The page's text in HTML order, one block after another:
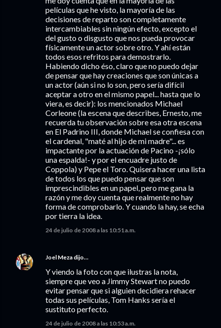
películas que he visto, la mayoría de las
decisiones de reparto son completamente
intercambiables sin ningún efecto, excepto el
del gusto o disgusto que nos pueda provocar
físicamente un actor sobre otro. Y ahí están
todos esos refritos para demostrarlo.
Habiendo dicho éso, claro que no puedo dejar
de pensar que hay creaciones que son únicas a
un actor (aún si no lo son, pero sería difícil
aceptar a otro en el mismo papel... hasta que lo
viera, es decir): los mencionados Michael
Corleone (la escena que describes, Ernesto, me
recuerda tu observación sobre esa otra escena
en El Padrino III, donde Michael se confiesa con
el cardenal, "maté al hijo de mi madre"... es
impactante por la actuación de Pacino -¡sólo
una espalda!- y por el encuadre justo de
Coppola) y Pepe el Toro. Quisera hacer una lista
de todos los que puedo pensar que son
imprescindibles en un papel, pero me gana la
razón y me doy cuenta que realmente no hay
forma de comprobarlo. Y cuando la hay, se echa
por tierra la idea.
24 de julio de 2008 a las 10:51 a.m.
Joel Meza dijo…
Y viendo la foto con que ilustras la nota,
siempre que veo a Jimmy Stewart no puedo
evitar pensar que si alguien decidiera rehacer
todas sus películas, Tom Hanks sería el
sustituto perfecto.
24 de julio de 2008 a las 10:53 a.m.